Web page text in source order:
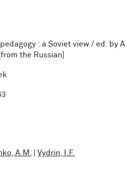
: a Soviet view / ed. by
the Russian]
A.M. Vydrin, I.F.